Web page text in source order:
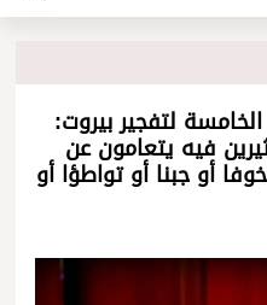
لتفجير بيروت:
فيه يتعامون عن
أو جبنا أو تواطؤا أو